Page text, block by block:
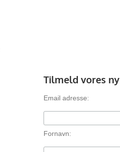
Tilmeld vores
Email adresse:
Fornavn: